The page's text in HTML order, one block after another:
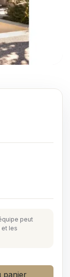
peut
et les
panier